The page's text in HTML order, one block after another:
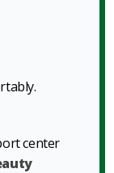
center